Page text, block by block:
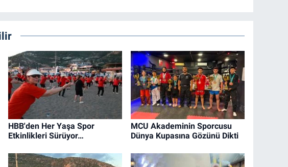
HBB'den Her Yaşa Spor
Etkinlikleri Sürüyor…
MCU Akademinin Sporcusu
Dünya Kupasına Gözünü Dikti